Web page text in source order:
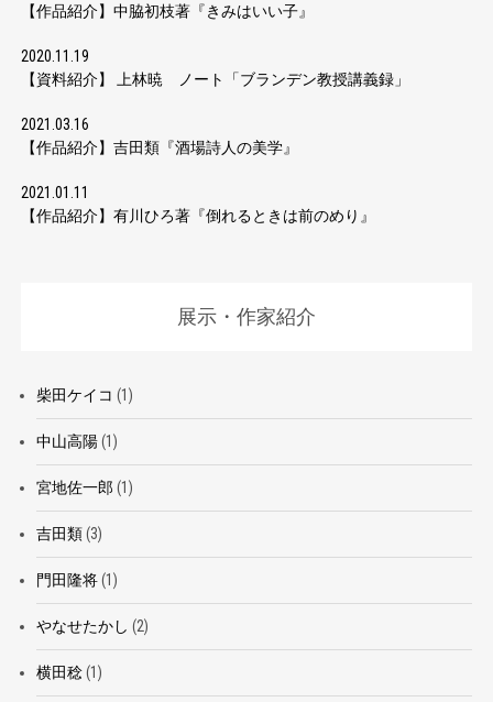
【作品紹介】中脇初枝著『きみはいい子』
2020.11.19
【資料紹介】 上林暁 ノート「ブランデン教授講義録」
2021.03.16
【作品紹介】吉田類『酒場詩人の美学』
2021.01.11
【作品紹介】有川ひろ著『倒れるときは前のめり』
展示・作家紹介
柴田ケイコ (1)
中山高陽(1)
宮地佐一郎 (1)
吉田類(3)
門田隆将(1)
やなせたかし (2)
横田稔(1)